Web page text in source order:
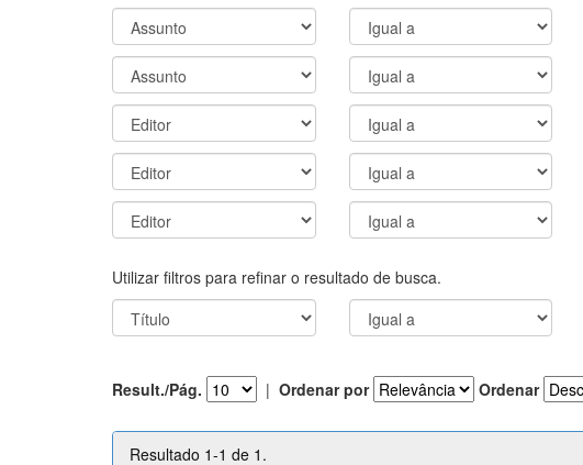
Utilizar filtros para refinar o resultado de busca.
Result./Pág. | Ordenar por Ordenar
Resultado 1-1 de 1.